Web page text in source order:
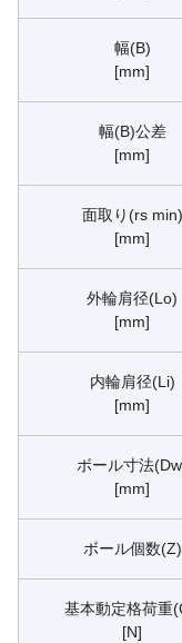
幅(B)
[mm]
幅(B)公差
[mm]
面取り(rs min)
[mm]
外輪肩径(Lo)
[mm]
内輪肩径(Li)
[mm]
ボール寸法
[mm]
ボール個数(Z)
基本動定格荷重
[N]